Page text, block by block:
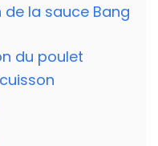
de la sauce Bang
du poulet